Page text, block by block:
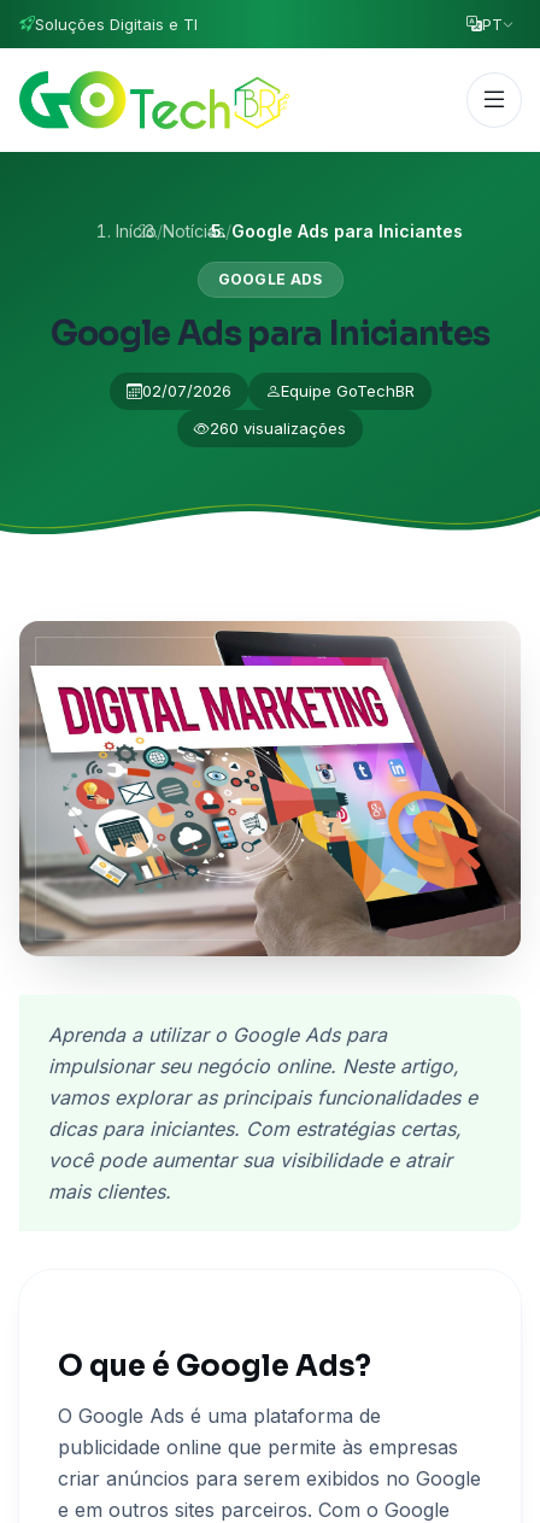
Soluções Digitais e TI PT
Início/Notícias/Google Ads para Iniciantes
GOOGLE ADS
Google Ads para Iniciantes
02/07/2026
Equipe GoTechBR
260 visualizações
Aprenda a utilizar o Google Ads para
impulsionar seu negócio online. Neste artigo,
vamos explorar as principais funcionalidades e
dicas para iniciantes. Com estratégias certas,
você pode aumentar sua visibilidade e atrair
mais clientes.
O que é Google Ads?
O Google Ads é uma plataforma de
publicidade online que permite às empresas
criar anúncios para serem exibidos no Google
e em outros sites parceiros. Com o Google